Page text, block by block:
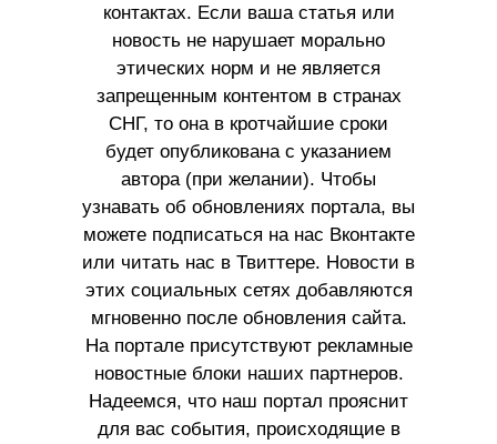
контактах. Если ваша статья или
новость не нарушает морально
этических норм и не является
запрещенным контентом в странах
СНГ, то она в кротчайшие сроки
будет опубликована с указанием
автора (при желании). Чтобы
узнавать об обновлениях портала, вы
можете подписаться на нас Вконтакте
или читать нас в Твиттере. Новости в
этих социальных сетях добавляются
мгновенно после обновления сайта.
На портале присутствуют рекламные
новостные блоки наших партнеров.
Надеемся, что наш портал прояснит
для вас события, происходящие в